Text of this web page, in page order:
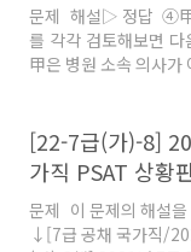
문제 해설▷ 정답 ④甲
를 각각 검토해보면
甲은 병원 소속 의사가
무사이므로 참여에서
지사 丙은 대표이지만
로 참여 가능하다. (4)
업 근로자이므로 참여
사 戊는 임원이지만 비
[22-7급(가)-8]
가직 PSAT 상황
문제 이 문제의 해설
↓[7급 공채 국가직/